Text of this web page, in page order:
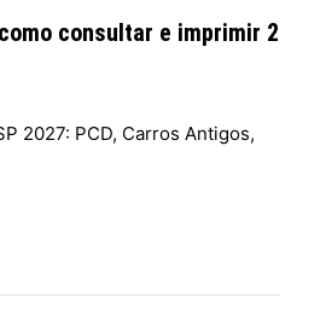
consultar e imprimir 2
2027: PCD, Carros Antigos,